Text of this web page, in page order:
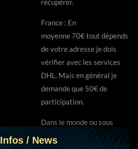
récupérer.
France : En
moyenne 70€ tout dépends
de votre adresse je dois
vérifier avec les services
DHL. Mais en général je
demande que 50€ de
participation.
Dans le monde ou sous
autres conditions sur devis.
Infos / News